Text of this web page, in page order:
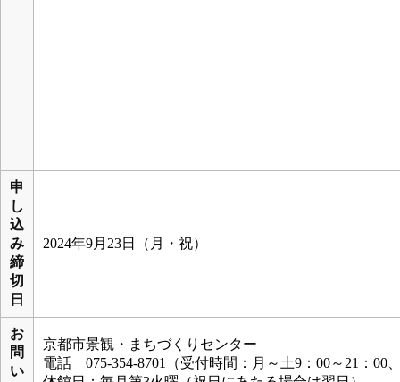
申
し
込
み
締
切
日
2024年9月23日（月・祝）
お
問
い
京都市景観・まちづくりセンター
電話 075-354-8701（受付時間：月～土9：00～21：00